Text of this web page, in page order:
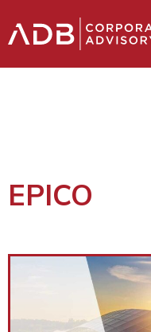
EPICO